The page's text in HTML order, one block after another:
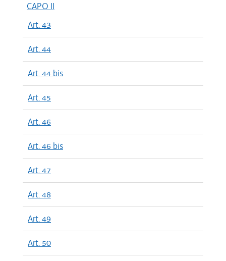
CAPO II
Art. 43
Art. 44
Art. 44 bis
Art. 45
Art. 46
Art. 46 bis
Art. 47
Art. 48
Art. 49
Art. 50